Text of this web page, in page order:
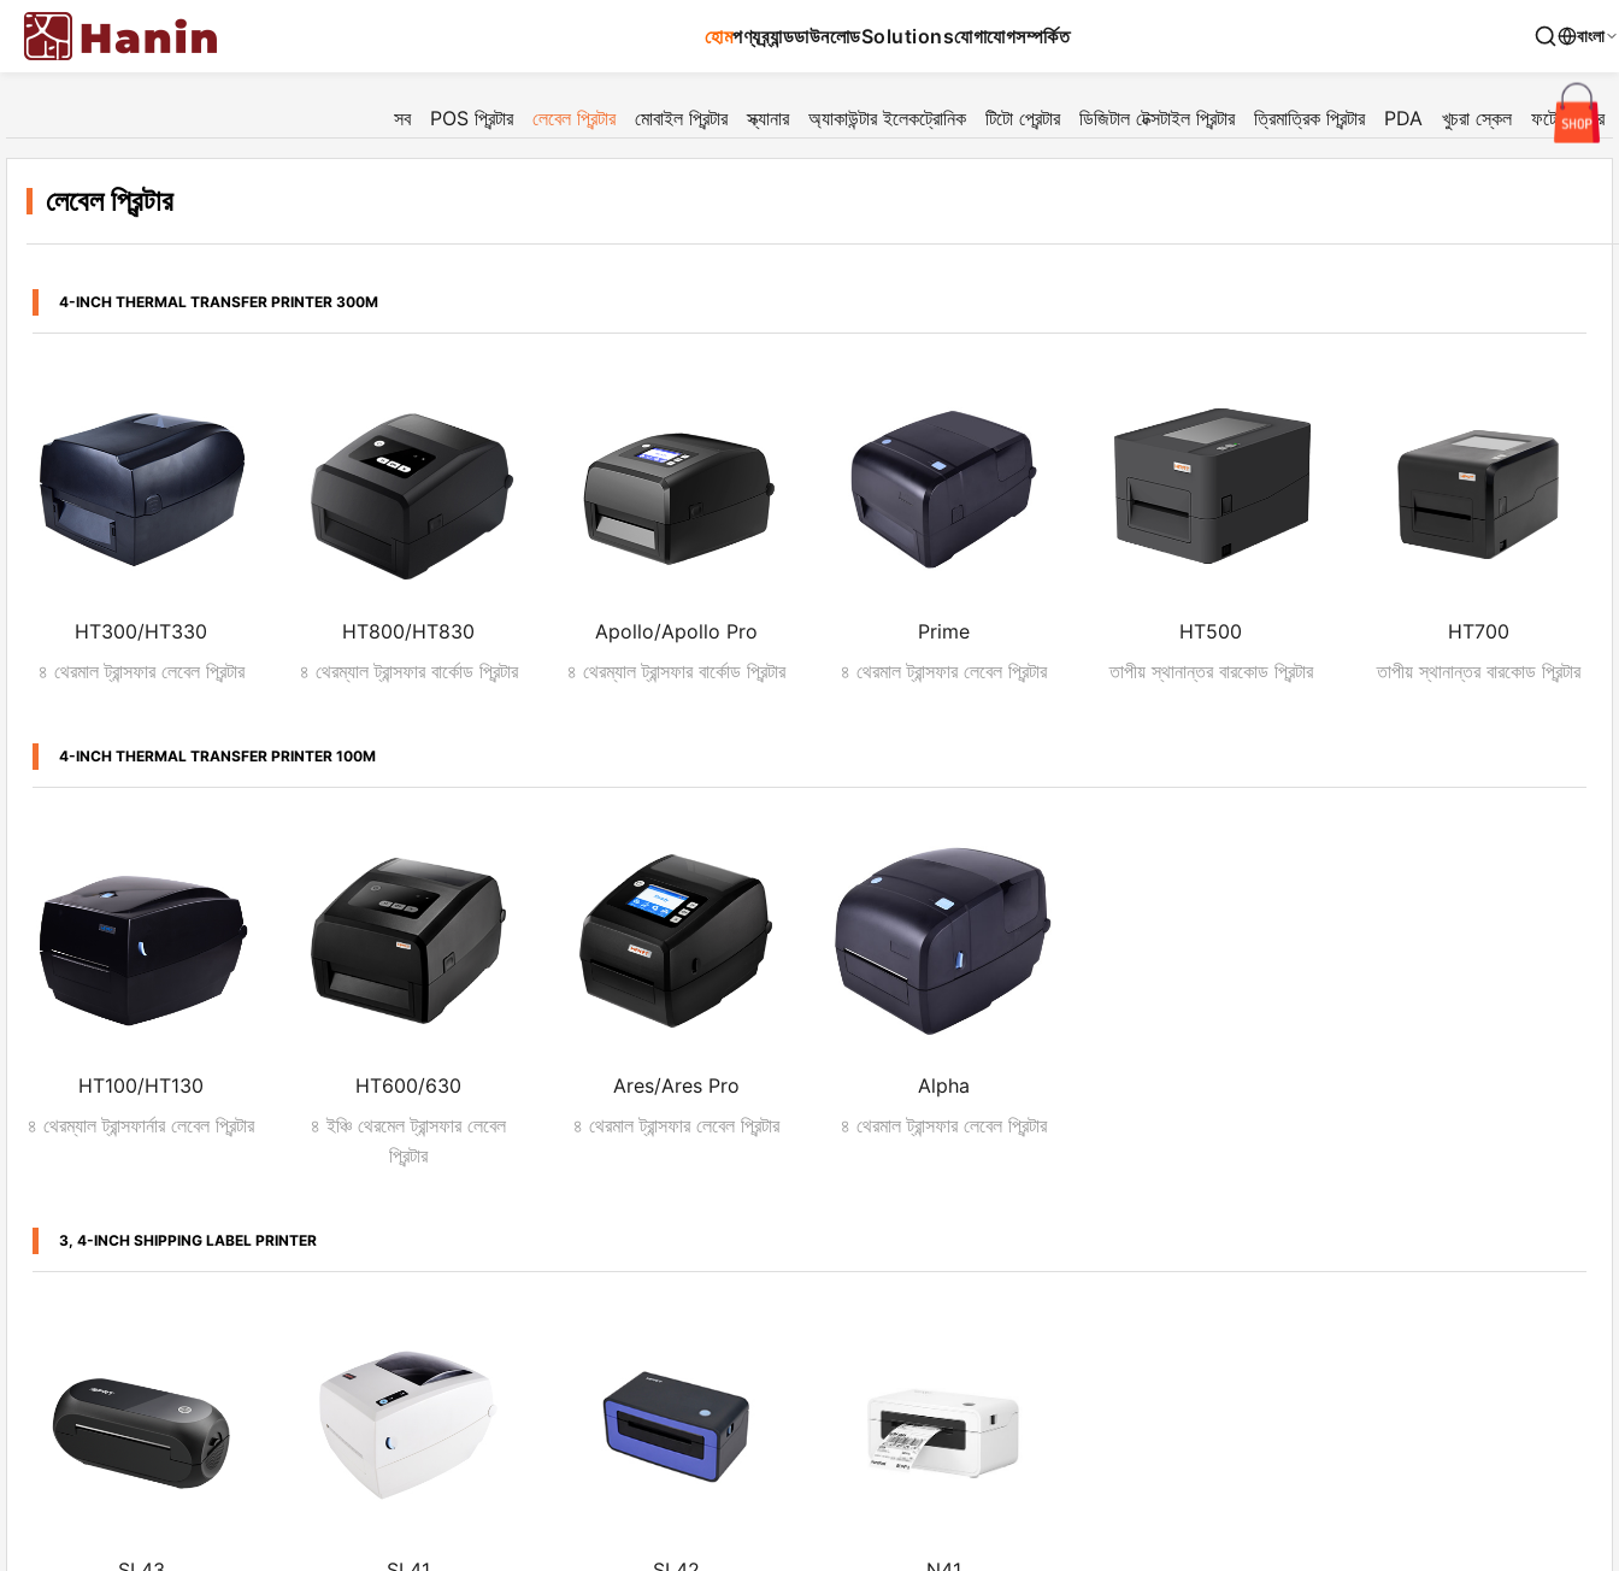
হোমপণ্যব্র্যান্ডডাউনলোডSolutionsযোগাযোগসম্পর্কিত বাংলা
সব POS প্রিন্টার লেবেল প্রিন্টার মোবাইল প্রিন্টার স্ক্যানার অ্যাকাউন্টার ইলেকট্রোনিক টিটো প্রেন্টার ডিজিটাল টেক্সটাইল প্রিন্টার ত্রিমাত্রিক প্রিন্টার PDA খুচরা স্কেল ফটো প্রিন্টার
লেবেল প্রিন্টার
4-INCH THERMAL TRANSFER PRINTER 300M
HT300/HT330
৪ থেরমাল ট্রান্সফার লেবেল প্রিন্টার
HT800/HT830
৪ থেরম্যাল ট্রান্সফার বার্কোড প্রিন্টার
Apollo/Apollo Pro
৪ থেরম্যাল ট্রান্সফার বার্কোড প্রিন্টার
Prime
৪ থেরমাল ট্রান্সফার লেবেল প্রিন্টার
HT500
তাপীয় স্থানান্তর বারকোড প্রিন্টার
HT700
তাপীয় স্থানান্তর বারকোড প্রিন্টার
4-INCH THERMAL TRANSFER PRINTER 100M
HT100/HT130
৪ থেরম্যাল ট্রান্সফার্নার লেবেল প্রিন্টার
HT600/630
৪ ইঞ্চি থেরমেল ট্রান্সফার লেবেল
প্রিন্টার
Ares/Ares Pro
৪ থেরমাল ট্রান্সফার লেবেল প্রিন্টার
Alpha
৪ থেরমাল ট্রান্সফার লেবেল প্রিন্টার
3, 4-INCH SHIPPING LABEL PRINTER